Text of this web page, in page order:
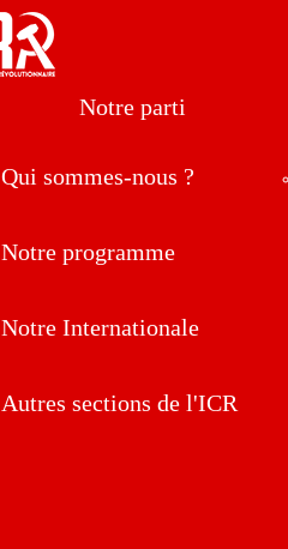
Notre parti
Qui sommes-nous ?
Notre programme
Notre Internationale
Autres sections de l'ICR